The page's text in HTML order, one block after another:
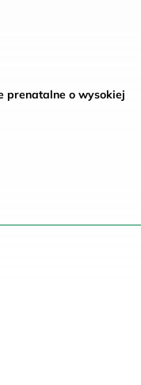
prenatalne o wysokiej